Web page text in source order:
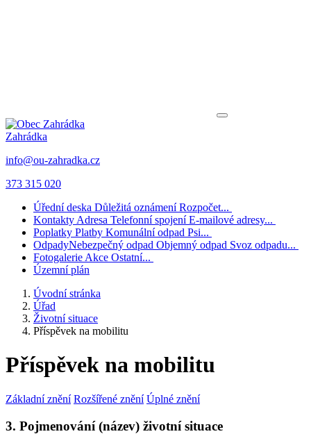
Zahrádka
info@ou-zahradka.cz
373 315 020
Úřední deska Důležitá oznámení Rozpočet...
Kontakty Adresa Telefonní spojení E-mailové adresy...
Poplatky Platby Komunální odpad Psi...
OdpadyNebezpečný odpad Objemný odpad Svoz odpadu...
Fotogalerie Akce Ostatní...
Územní plán
Úvodní stránka
Úřad
Životní situace
Příspěvek na mobilitu
Příspěvek na mobilitu
Základní znění Rozšířené znění Úplné znění
3. Pojmenování (název) životní situace